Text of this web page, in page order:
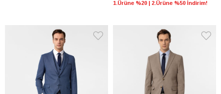
1.Ürüne %20 | 2.Ürüne %50 İndirim!